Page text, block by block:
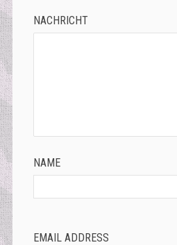
NACHRICHT
NAME
EMAIL ADDRESS